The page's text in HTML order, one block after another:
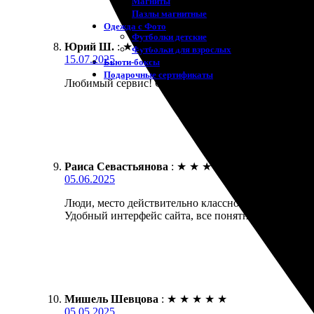
Пазлы магнитные
Одежда с Фото
Футболки детские
Футболки для взрослых
Бьюти-боксы
Подарочные сертификаты
Юрий Ш. : ★ ★ ★ ★ ★
15.07.2025
Любимый сервис! Открытки напечатали быстро и
Раиса Севастьянова : ★ ★ ★
05.06.2025
Люди, место действительно классное! Заказала
Удобный интерфейс сайта, все понятно и просто.
Мишель Шевцова : ★ ★ ★ ★ ★